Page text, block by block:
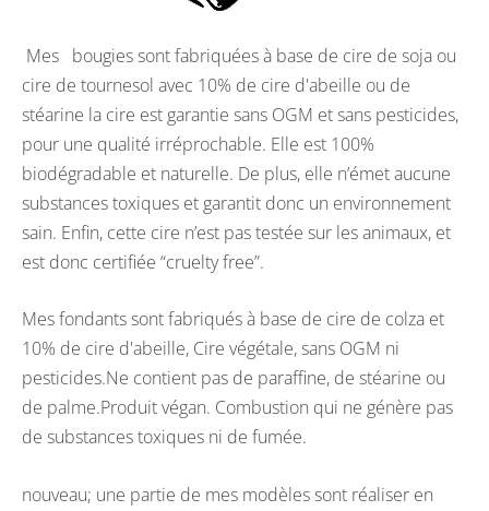
Mes bougies sont fabriquées à base de cire de soja ou
cire de tournesol avec 10% de cire d'abeille ou de
stéarine la cire est garantie sans OGM et sans pesticides,
pour une qualité irréprochable. Elle est 100%
biodégradable et naturelle. De plus, elle n’émet aucune
substances toxiques et garantit donc un environnement
sain. Enfin, cette cire n’est pas testée sur les animaux, et
est donc certifiée “cruelty free”.
Mes fondants sont fabriqués à base de cire de colza et
10% de cire d'abeille, Cire végétale, sans OGM ni
pesticides.Ne contient pas de paraffine, de stéarine ou
de palme.Produit végan. Combustion qui ne génère pas
de substances toxiques ni de fumée.
nouveau; une partie de mes modèles sont réaliser en